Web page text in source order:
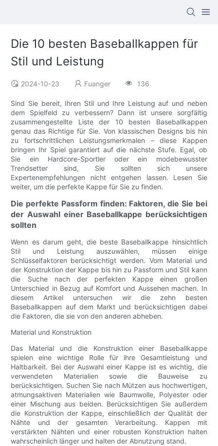
Die 10 besten Baseballkappen für
Stil und Leistung
2024-10-23 Fuanger 136
Sind Sie bereit, Ihren Stil und Ihre Leistung auf und neben
dem Spielfeld zu verbessern? Dann ist unsere sorgfältig
zusammengestellte Liste der 10 besten Baseballkappen
genau das Richtige für Sie. Von klassischen Designs bis hin
zu fortschrittlichen Leistungsmerkmalen – diese Kappen
bringen Ihr Spiel garantiert auf die nächste Stufe. Egal, ob
Sie ein Hardcore-Sportler oder ein modebewusster
Trendsetter sind, Sie sollten sich unsere
Expertenempfehlungen nicht entgehen lassen. Lesen Sie
weiter, um die perfekte Kappe für Sie zu finden.
Die perfekte Passform finden: Faktoren, die Sie bei
der Auswahl einer Baseballkappe berücksichtigen
sollten
Wenn es darum geht, die beste Baseballkappe hinsichtlich
Stil und Leistung auszuwählen, müssen einige
Schlüsselfaktoren berücksichtigt werden. Vom Material und
der Konstruktion der Kappe bis hin zu Passform und Stil kann
die Suche nach der perfekten Kappe einen großen
Unterschied in Bezug auf Komfort und Aussehen machen. In
diesem Artikel untersuchen wir die zehn besten
Baseballkappen auf dem Markt und berücksichtigen dabei
die Faktoren, die sie von den anderen abheben.
Material und Konstruktion
Das Material und die Konstruktion einer Baseballkappe
spielen eine wichtige Rolle für ihre Gesamtleistung und
Haltbarkeit. Bei der Auswahl einer Kappe ist es wichtig, die
verwendeten Materialien sowie die Bauweise zu
berücksichtigen. Suchen Sie nach Mützen aus hochwertigen,
atmungsaktiven Materialien wie Baumwolle, Polyester oder
einer Mischung aus beiden. Berücksichtigen Sie außerdem
die Konstruktion der Kappe, einschließlich der Qualität der
Nähte und der gesamten Verarbeitung. Kappen mit
verstärkten Nähten und einer robusten Konstruktion halten
wahrscheinlich länger und halten der Abnutzung stand.